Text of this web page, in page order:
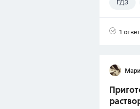
ГДЗ
1 ответ